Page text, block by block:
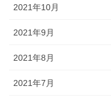
2021年10月
2021年9月
2021年8月
2021年7月